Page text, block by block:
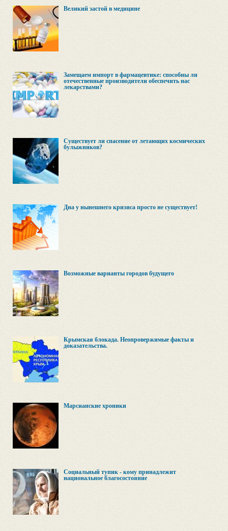
Великий застой в медицине
Замещаем импорт в фармацевтике: способны ли
отечественные производители обеспечить нас
лекарствами?
Существует ли спасение от летающих космических
булыжников?
Дна у нынешнего кризиса просто не существует!
Возможные варианты городов будущего
Крымская блокада. Неопровержимые факты и
доказательства.
Марсианские хроники
Социальный тупик - кому принадлежит
национальное благосостояние